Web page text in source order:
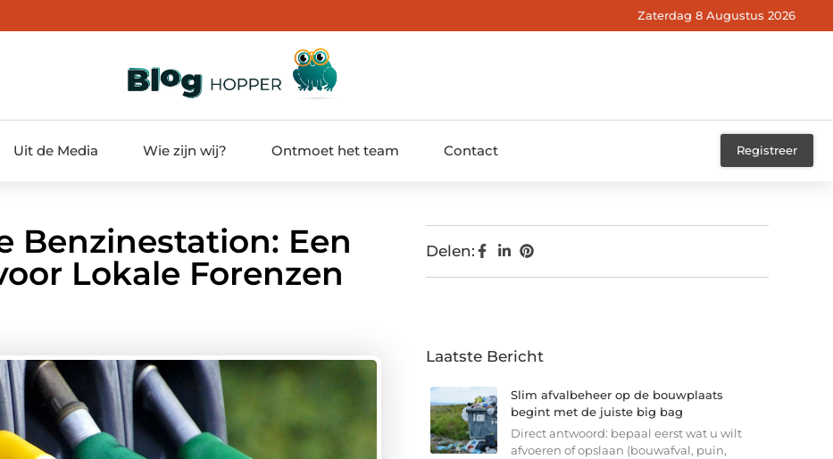
Zaterdag 8 Augustus 2026
Uit de Media Wie zijn wij? Ontmoet het team Contact Registreer
Benzinestation: Een
Lokale Forenzen
Delen:
Laatste Bericht
Slim afvalbeheer op de bouwplaats
begint met de juiste big bag
Direct antwoord: bepaal eerst wat u wilt
afvoeren of opslaan (bouwafval, puin,